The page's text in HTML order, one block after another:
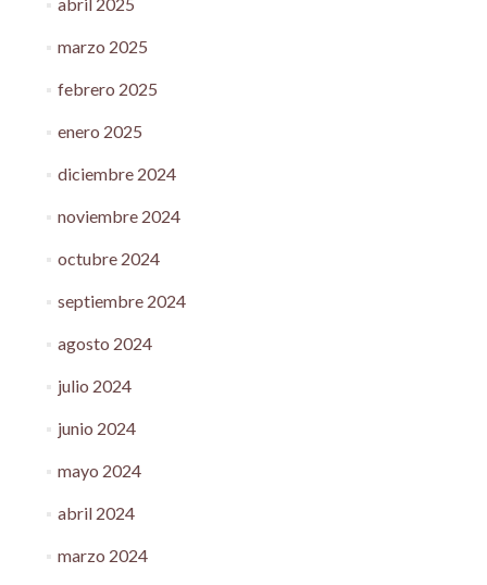
marzo 2025
febrero 2025
enero 2025
diciembre 2024
noviembre 2024
octubre 2024
septiembre 2024
agosto 2024
julio 2024
junio 2024
mayo 2024
abril 2024
marzo 2024